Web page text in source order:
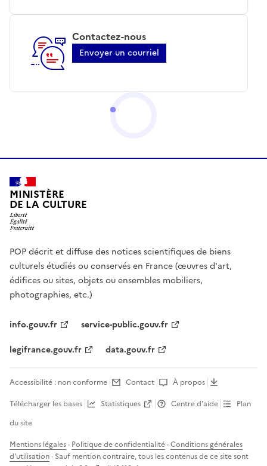
Contactez-nous
Envoyer un courriel
MINISTÈRE
DE LA CULTURE
POP décrit et diffuse des notices scientifiques de biens
culturels étudiés ou conservés en France (œuvres d'art,
édifices ou sites, objets ou ensembles mobiliers,
photographies, etc.)
info.gouv.fr
service-public.gouv.fr
legifrance.gouv.fr
data.gouv.fr
Accessibilité : non conforme Contact
À propos
Télécharger les bases
Statistiques Centre d’aide
Plan
du site
Mentions légales · Politique de confidentialité ·Conditions générales
d'utilisation · Sauf mention contraire, tous les contenus de ce site sont